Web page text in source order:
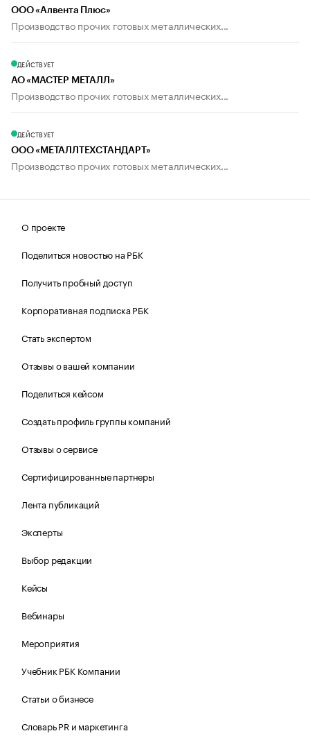
ООО «Алвента Плюс»
Производство прочих готовых металлических...
ДЕЙСТВУЕТ
АО «МАСТЕР МЕТАЛЛ»
Производство прочих готовых металлических...
ДЕЙСТВУЕТ
ООО «МЕТАЛЛТЕХСТАНДАРТ»
Производство прочих готовых металлических...
О проекте
Поделиться новостью на РБК
Получить пробный доступ
Корпоративная подписка РБК
Стать экспертом
Отзывы о вашей компании
Поделиться кейсом
Создать профиль группы компаний
Отзывы о сервисе
Сертифицированные партнеры
Лента публикаций
Эксперты
Выбор редакции
Кейсы
Вебинары
Мероприятия
Учебник РБК Компании
Статьи о бизнесе
Словарь PR и маркетинга